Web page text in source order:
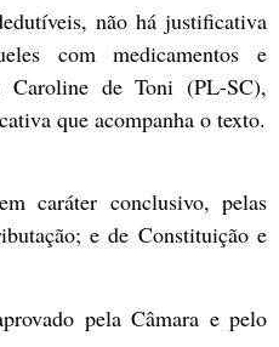
não há justificativa
com medicamentos e
Caroline de Toni (PL-SC),
que acompanha o texto.
emcaráter conclusivo, pelas
e de Constituição e
pela Câmara e pelo